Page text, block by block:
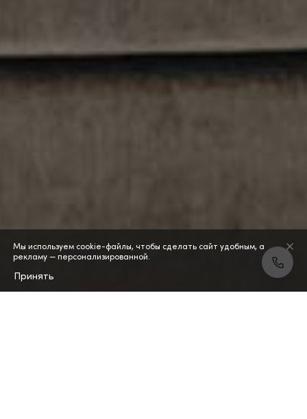
Мы используем cookie-файлы, чтобы сделать сайт удобным, а
рекламу — персонализированной.
Принять